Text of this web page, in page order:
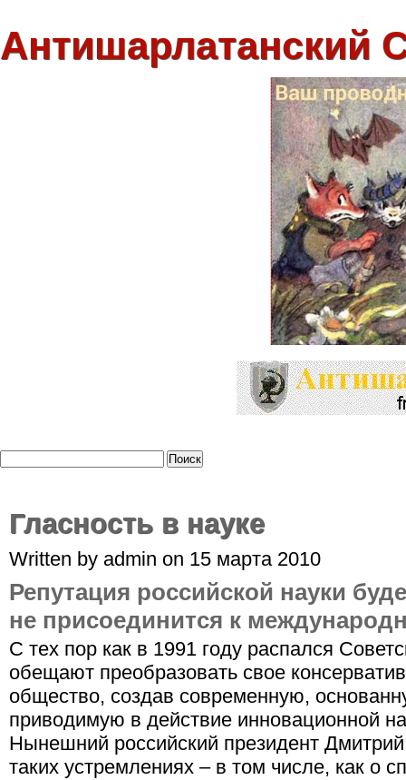
Антишарлатанский
Гласность в науке
Written by admin on 15 марта 2010
Репутация российской науки
не присоединится к
С тех пор как в 1991 году распался
обещают преобразовать свое
общество, создав современную,
приводимую в действие инновационной
Нынешний российский президент
таких устремлениях – в том числе, как о